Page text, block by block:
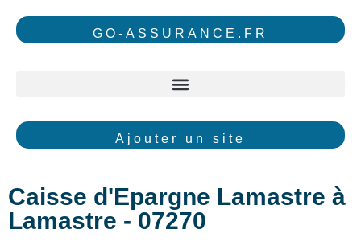
GO-ASSURANCE.FR
Ajouter un site
Caisse d'Epargne Lamastre à
Lamastre - 07270